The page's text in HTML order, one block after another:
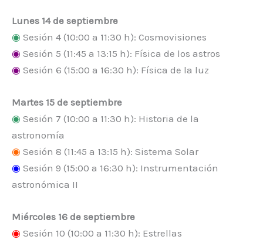
Lunes 14 de septiembre
◉ Sesión 4 (10:00 a 11:30 h): Cosmovisiones
◉ Sesión 5 (11:45 a 13:15 h): Física de los astros
◉ Sesión 6 (15:00 a 16:30 h): Física de la luz
Martes 15 de septiembre
◉ Sesión 7 (10:00 a 11:30 h): Historia de la
astronomía
◉ Sesión 8 (11:45 a 13:15 h): Sistema Solar
◉ Sesión 9 (15:00 a 16:30 h): Instrumentación
astronómica II
Miércoles 16 de septiembre
◉ Sesión 10 (10:00 a 11:30 h): Estrellas